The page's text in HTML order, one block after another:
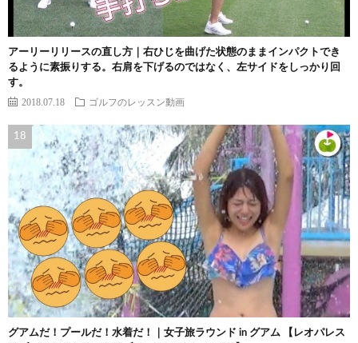
アーリーリリースの直し方｜右ひじを曲げた状態のままインパクトでき
るように素振りする。右肩を下げるのではなく、左サイドをしっかり回
す。
2018.07.18 ゴルフのレッスン動画
グアムだ！プールだ！水着だ！｜女子旅ラウンド in グアム 【レオパレス